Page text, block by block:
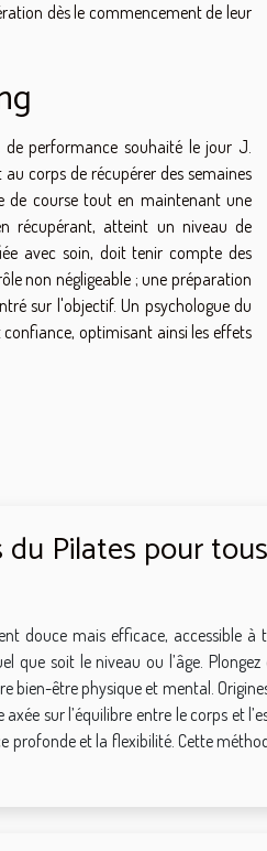
dès le commencement de leur
performance souhaité le jour J.
corps de récupérer des semaines
de course tout en maintenant une
récupérant, atteint un niveau de
avec soin, doit tenir compte des
non négligeable ; une préparation
sur l'objectif. Un psychologue du
optimisant ainsi les effets
Pilates pour
douce mais efficace, accessible à
que soit le niveau ou l’âge.
être physique et mental.
sur l’équilibre entre le corps et
et la flexibilité. Cette